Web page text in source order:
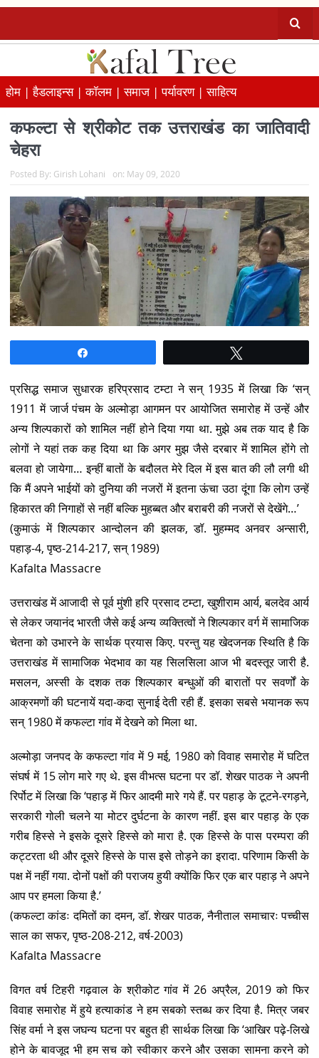
होम |हैडलाइन्स |कॉलम |समाज |पर्यावरण |साहित्य
कफल्टा से श्रीकोट तक उत्तराखंड का जातिवादी
चेहरा
Posted By: Girish Lohani on: May 09, 2020
प्रसिद्ध समाज सुधारक हरिप्रसाद टम्टा ने सन् 1935 में लिखा कि ‘सन्
1911 में जार्ज पंचम के अल्मोड़ा आगमन पर आयोजित समारोह में उन्हें और
अन्य शिल्पकारों को शामिल नहीं होने दिया गया था. मुझे अब तक याद है कि
लोगों ने यहां तक कह दिया था कि अगर मुझ जैसे दरबार में शामिल होंगे तो
बलवा हो जायेगा… इन्हीं बातों के बदौलत मेरे दिल में इस बात की लौ लगी थी
कि मैं अपने भाईयों को दुनिया की नजरों में इतना ऊंचा उठा दूंगा कि लोग उन्हें
हिकारत की निगाहों से नहीं बल्कि मुहब्बत और बराबरी की नजरों से देखेंगे…’
(कुमाऊं में शिल्पकार आन्दोलन की झलक, डॉ. मुहम्मद अनवर अन्सारी,
पहाड़-4, पृष्ठ-214-217, सन् 1989)
Kafalta Massacre
उत्तराखंड में आजादी से पूर्व मुंशी हरि प्रसाद टम्टा, खुशीराम आर्य, बलदेव आर्य
से लेकर जयानंद भारती जैसे कई अन्य व्यक्तित्वों ने शिल्पकार वर्ग में सामाजिक
चेतना को उभारने के सार्थक प्रयास किए. परन्तु यह खेदजनक स्थिति है कि
उत्तराखंड में सामाजिक भेदभाव का यह सिलसिला आज भी बदस्तूर जारी है.
मसलन, अस्सी के दशक तक शिल्पकार बन्धुओं की बारातों पर सवर्णों के
आक्रमणों की घटनायें यदा-कदा सुनाई देती रही हैं. इसका सबसे भयानक रूप
सन् 1980 में कफल्टा गांव में देखने को मिला था.
अल्मोड़ा जनपद के कफल्टा गांव में 9 मई, 1980 को विवाह समारोह में घटित
संघर्ष में 15 लोग मारे गए थे. इस वीभत्स घटना पर डॉ. शेखर पाठक ने अपनी
रिर्पोट में लिखा कि ‘पहाड़ में फिर आदमी मारे गये हैं. पर पहाड़ के टूटने-रगड़ने,
सरकारी गोली चलने या मोटर दुर्घटना के कारण नहीं. इस बार पहाड़ के एक
गरीब हिस्से ने इसके दूसरे हिस्से को मारा है. एक हिस्से के पास परम्परा की
कट्टरता थी और दूसरे हिस्से के पास इसे तोड़ने का इरादा. परिणाम किसी के
पक्ष में नहीं गया. दोनों पक्षों की पराजय हुयी क्योंकि फिर एक बार पहाड़ ने अपने
आप पर हमला किया है.’
(कफल्टा कांडः दमितों का दमन, डॉ. शेखर पाठक, नैनीताल समाचारः पच्चीस
साल का सफर, पृष्ठ-208-212, वर्ष-2003)
Kafalta Massacre
विगत वर्ष टिहरी गढ़वाल के श्रीकोट गांव में 26 अप्रैल, 2019 को फिर
विवाह समारोह में हुये हत्याकांड ने हम सबको स्तब्ध कर दिया है. मित्र जबर
सिंह वर्मा ने इस जघन्य घटना पर बहुत ही सार्थक लिखा कि ‘आखिर पढ़े-लिखे
होने के बावजूद भी हम सच को स्वीकार करने और उसका सामना करने को